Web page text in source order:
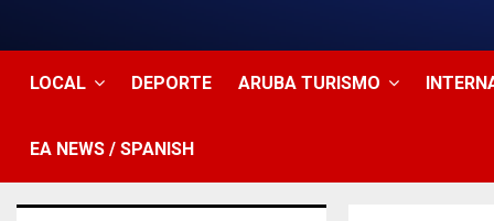
LOCAL DEPORTE ARUBA TURISMO
EA NEWS / SPANISH